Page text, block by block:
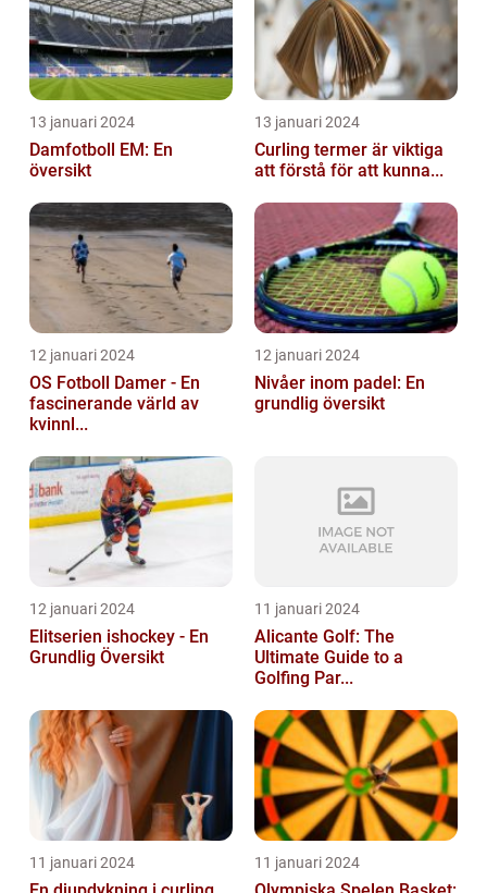
13 januari 2024
Damfotboll EM: En
översikt
13 januari 2024
Curling termer är viktiga
att förstå för att kunna...
12 januari 2024
OS Fotboll Damer - En
fascinerande värld av
kvinnl...
12 januari 2024
Nivåer inom padel: En
grundlig översikt
12 januari 2024
Elitserien ishockey - En
Grundlig Översikt
11 januari 2024
Alicante Golf: The
Ultimate Guide to a
Golfing Par...
11 januari 2024 11 januari 2024